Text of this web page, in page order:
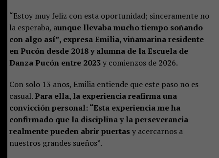
“Estoy muy feliz con esta oportunidad; sinceramente no
la esperaba, aunque llevaba mucho tiempo soñando
con algo así”, expresa Emilia, viñamarina residente
en Pucón desde 2018 y alumna de la Escuela de
Danza Pucón entre 2023y comienzos de 2026.
Con solo 13 años, Emilia entiende que este paso no es
casual. Para ella, la experiencia reafirma una
convicción personal: “Esta experiencia me ha
confirmado que la disciplina y la perseverancia
realmente pueden abrir puertasy acercarnos a
nuestros grandes sueños”.